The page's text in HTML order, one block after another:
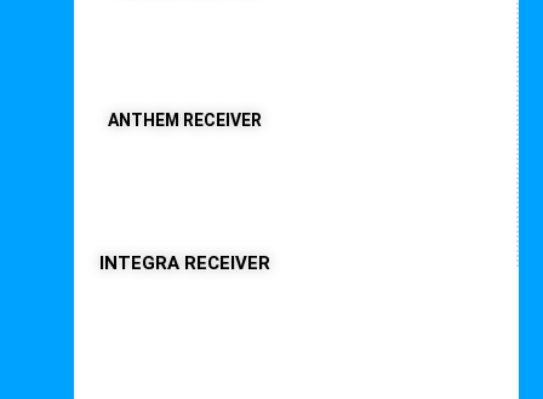
ANTHEM RECEIVER
INTEGRA RECEIVER